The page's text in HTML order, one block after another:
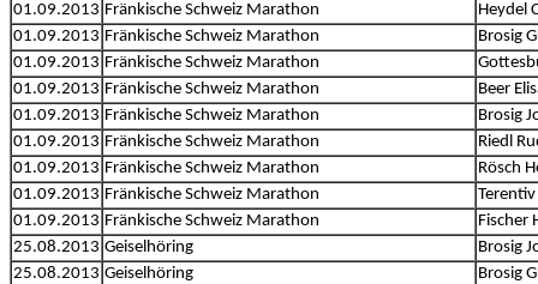
01.09.2013 Fränkische Schweiz Marathon
Heydel
01.09.2013 Fränkische Schweiz Marathon
Brosig
01.09.2013 Fränkische Schweiz Marathon
01.09.2013 Fränkische Schweiz Marathon
Beer
01.09.2013 Fränkische Schweiz Marathon
Brosig
01.09.2013 Fränkische Schweiz Marathon
Riedl
01.09.2013 Fränkische Schweiz Marathon
Rösch
01.09.2013 Fränkische Schweiz Marathon
01.09.2013 Fränkische Schweiz Marathon
Fischer
25.08.2013 Geiselhöring
Brosig
25.08.2013 Geiselhöring
Brosig